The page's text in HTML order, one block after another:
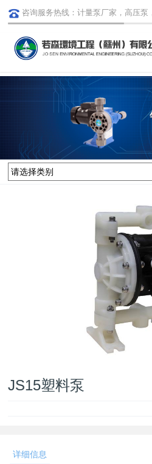
咨询服务热线：计量泵厂家，高压泵
JS15塑料泵
详细信息